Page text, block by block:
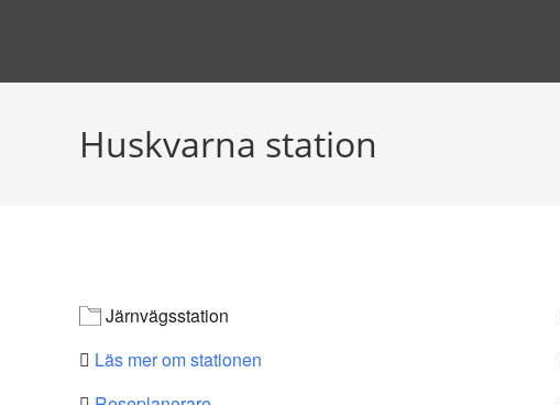
Huskvarna station
Järnvägsstation
Läs mer om stationen